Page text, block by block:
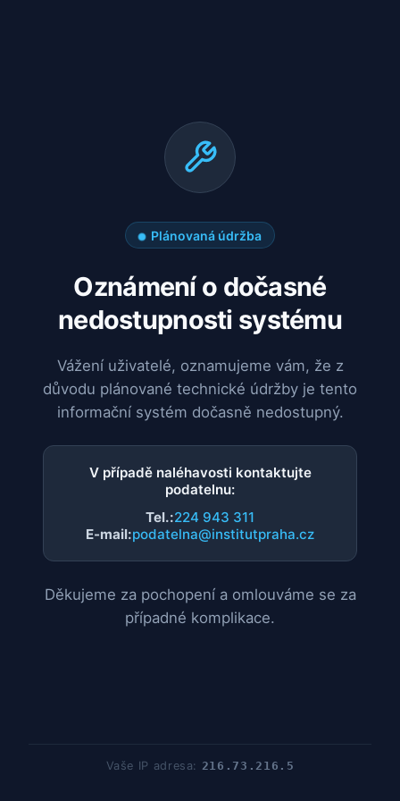
Plánovaná údržba
Oznámení o dočasné
nedostupnosti systému
Vážení uživatelé, oznamujeme vám, že z
důvodu plánované technické údržby je tento
informační systém dočasně nedostupný.
V případě naléhavosti kontaktujte
podatelnu:
Tel.:224 943 311
E-mail:podatelna@institutpraha.cz
Děkujeme za pochopení a omlouváme se za
případné komplikace.
Vaše IP adresa: 216.73.216.5